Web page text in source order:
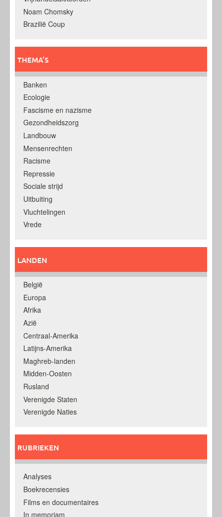
Noam Chomsky
Brazilië Coup
THEMA’S
Banken
Ecologie
Fascisme en nazisme
Gezondheidszorg
Landbouw
Mensenrechten
Racisme
Repressie
Sociale strijd
Uitbuiting
Vluchtelingen
Vrede
LANDEN
België
Europa
Afrika
Azië
Centraal-Amerika
Latijns-Amerika
Maghreb-landen
Midden-Oosten
Rusland
Verenigde Staten
Verenigde Naties
RUBRIEKEN
Analyses
Boekrecensies
Films en documentaires
In memoriam